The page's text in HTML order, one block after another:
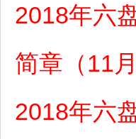
2018年六
简章（11
2018年六